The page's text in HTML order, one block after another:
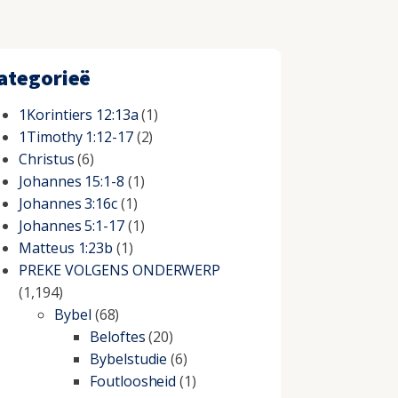
1Korintiers 12:13a(1)
1Timothy 1:12-17(2)
Christus(6)
Johannes 15:1-8 (1)
Johannes 3:16c(1)
Johannes 5:1-17(1)
Matteus 1:23b (1)
PREKE VOLGENS ONDERWERP
(1,194)
Bybel (68)
Beloftes(20)
Bybelstudie (6)
Foutloosheid (1)